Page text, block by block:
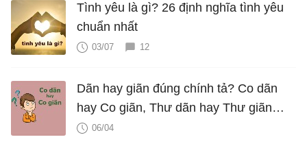
Tình yêu là gì? 26 định nghĩa tình yêu
chuẩn nhất
03/07 12
Dãn hay giãn đúng chính tả? Co dãn
hay Co giãn, Thư dãn hay Thư giãn
mới đúng?
06/04